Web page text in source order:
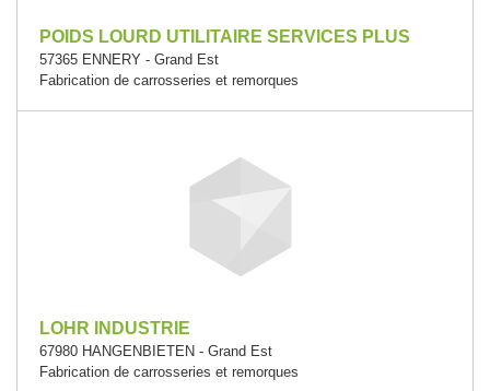
POIDS LOURD UTILITAIRE SERVICES PLUS
57365 ENNERY - Grand Est
Fabrication de carrosseries et remorques
LOHR INDUSTRIE
67980 HANGENBIETEN - Grand Est
Fabrication de carrosseries et remorques